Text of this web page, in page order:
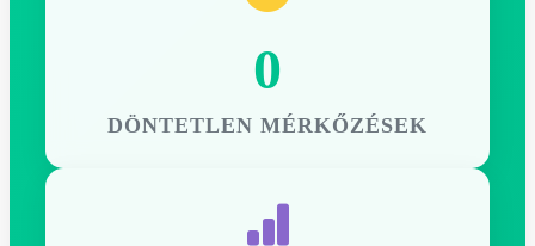
0
DÖNTETLEN MÉRKŐZÉSEK